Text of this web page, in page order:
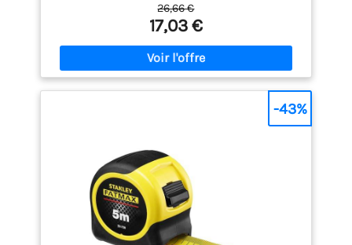
puissant crochet aimanté adhérant aux surfaces
métalliques Mètre ruban de 5 m : grande durabilité
et boîtier robuste pour un usage professionnel Livré
avec : 1 mètre ruban (5 m), blister - Amazon
Exclusive
26,66 €
17,03 €
-43%